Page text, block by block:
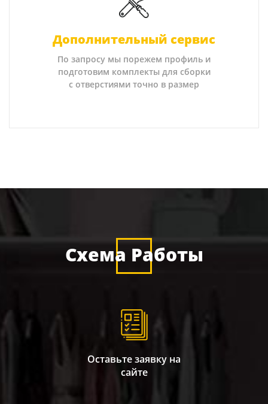
Дополнительный сервис
По запросу мы порежем профиль и
подготовим комплекты для сборки
с отверстиями точно в размер
Схема Работы
Оставьте заявку на
сайте